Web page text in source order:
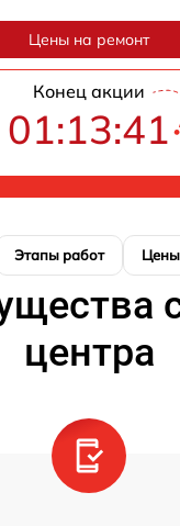
Цены на ремонт
Конец акции
01:13:40
Этапы работ Цены
центра